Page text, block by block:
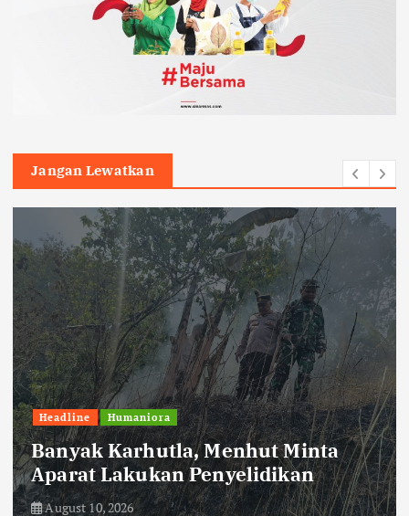
Jangan Lewatkan
Headline Hukum Nasional pendidikan
Tidak Mau Kegiatan Belajar
Terganggu, Sekolah Harapan Ibu
Terapkan PJJ
August 9, 2026